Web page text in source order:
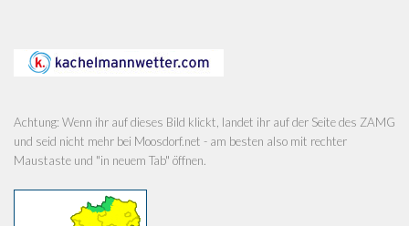
Achtung: Wenn ihr auf dieses Bild klickt, landet ihr auf der Seite des ZAMG
und seid nicht mehr bei Moosdorf.net - am besten also mit rechter
Maustaste und "in neuem Tab" öffnen.